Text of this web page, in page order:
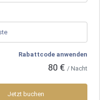
Rabattcode anwenden
80 € / Nacht
Jetzt buchen